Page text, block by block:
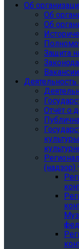
Об
Об
Об
Защита
Вакансии
Деятельность
Отчёт о
(надзор)